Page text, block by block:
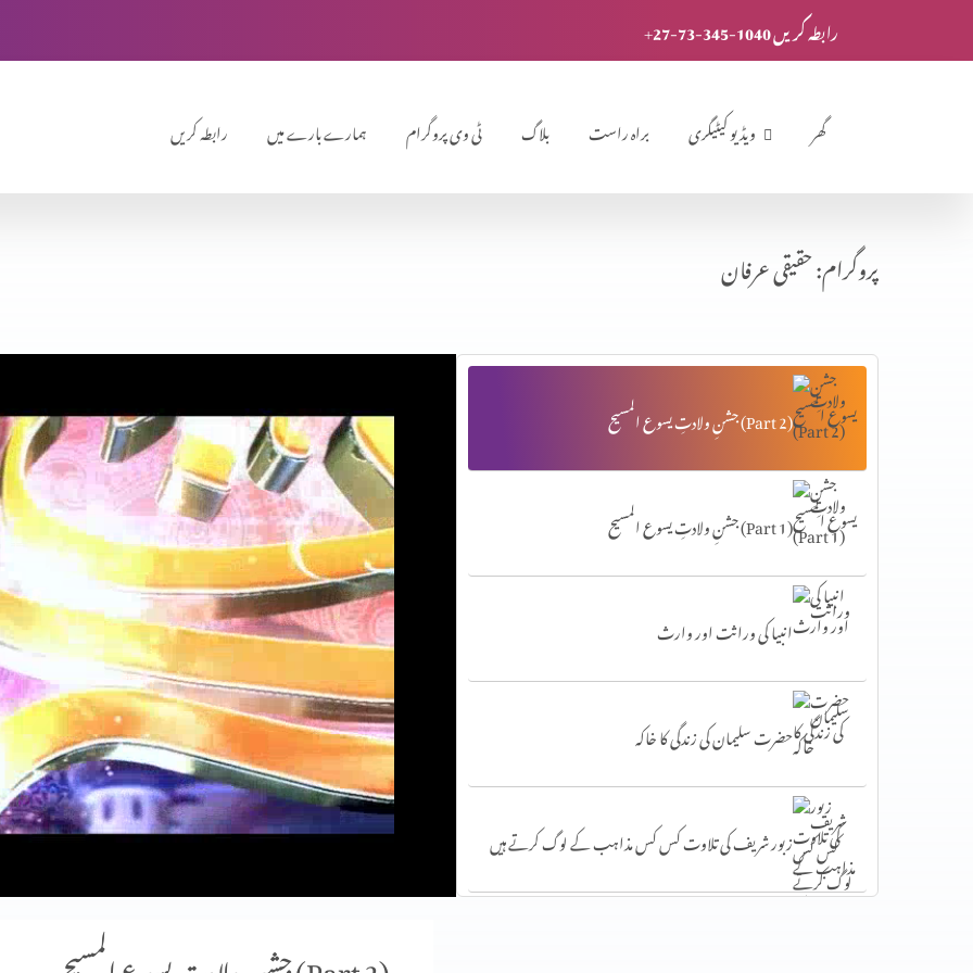
+27-73-345-1040 رابطہ کریں
رابطہ کریں ہمارے بارے میں ٹی وی پروگرام بلاگ براہ راست ویڈیو کیٹیگری گھر
پروگرام: حقیقی عرفان
جشنِ ولادتِ یسوع المسیح (Part 2)
جشنِ ولادتِ یسوع المسیح (Part 1)
انبیا کی وراثت اور وارث
حضرت سلیمان کی زندگی کا خاکہ
زبور شریف کی تلاوت کس کس مذاہب کے لوگ کرتے ہیں